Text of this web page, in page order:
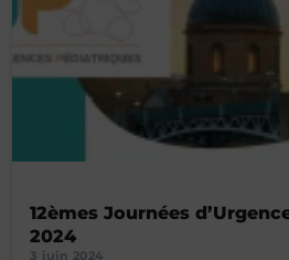
12èmes Journées
2024
3 juin 2024